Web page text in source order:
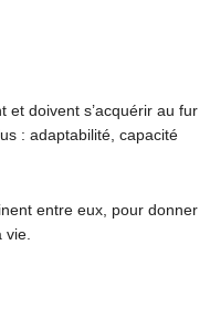
et doivent s’acquérir au fur
: adaptabilité, capacité
entre eux, pour donner